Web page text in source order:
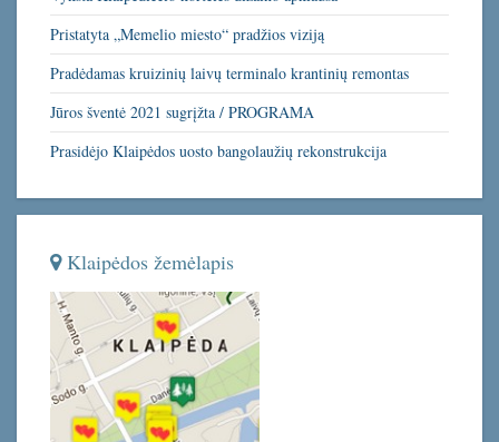
Pristatyta „Memelio miesto“ pradžios viziją
Pradėdamas kruizinių laivų terminalo krantinių remontas
Jūros šventė 2021 sugrįžta / PROGRAMA
Prasidėjo Klaipėdos uosto bangolaužių rekonstrukcija
Klaipėdos žemėlapis